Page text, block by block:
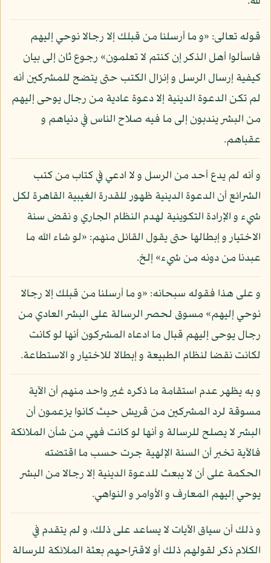
قوله تعالى: «و ما أرسلنا من قبلك إلا رجالا نوحي إليهم
فاسألوا أهل الذكر إن كنتم لا تعلمون» رجوع ثان إلى بيان
كيفية إرسال الرسل و إنزال الكتب حتى يتضح للمشركين أنه
لم تكن الدعوة الدينية إلا دعوة عادية من رجال يوحى إليهم
من البشر يندبون إلى ما فيه صلاح الناس في دنياهم و
عقباهم.
و أنه لم يدع أحد من الرسل و لا ادعي في كتاب من كتب
الشرائع أن الدعوة الدينية ظهور للقدرة الغيبية القاهرة لكل
شيء و الإرادة التكوينية لهدم النظام الجاري و نقض سنة
الاختيار و إبطالها حتى يقول القائل منهم: «لو شاء الله ما
عبدنا من دونه من شيء» إلخ.
و على هذا فقوله سبحانه: «و ما أرسلنا من قبلك إلا رجالا
نوحي إليهم» مسوق لحصر الرسالة على البشر العادي من
رجال يوحى إليهم قبال ما ادعاه المشركون أنها لو كانت
لكانت نقضا لنظام الطبيعة و إبطالا للاختيار و الاستطاعة.
و به يظهر عدم استقامة ما ذكره غير واحد منهم أن الآية
مسوقة لرد المشركين من قريش حيث كانوا يزعمون أن
البشر لا يصلح للرسالة و أنها لو كانت فهي من شأن الملائكة
فالآية تخبر أن السنة الإلهية جرت حسب ما اقتضته
الحكمة على أن لا يبعث للدعوة الدينية إلا رجالا من البشر
يوحي إليهم المعارف و الأوامر و النواهي.
و ذلك أن سياق الآيات لا يساعد على ذلك، و لم يتقدم في
الكلام ذكر لقولهم ذلك أو لاقتراحهم بعثة الملائكة للرسالة